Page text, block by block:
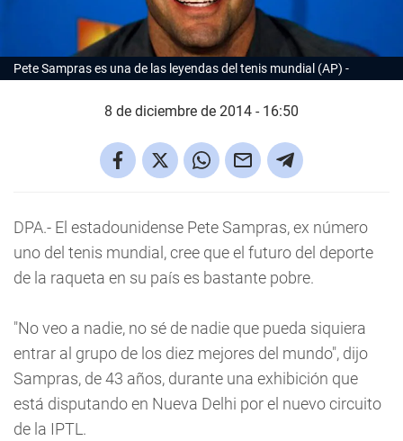
Pete Sampras es una de las leyendas del tenis mundial (AP)
8 de diciembre de 2014 - 16:50
DPA.- El estadounidense Pete Sampras, ex número
uno del tenis mundial, cree que el futuro del deporte
de la raqueta en su país es bastante pobre.
"No veo a nadie, no sé de nadie que pueda siquiera
entrar al grupo de los diez mejores del mundo", dijo
Sampras, de 43 años, durante una exhibición que
está disputando en Nueva Delhi por el nuevo circuito
de la IPTL.